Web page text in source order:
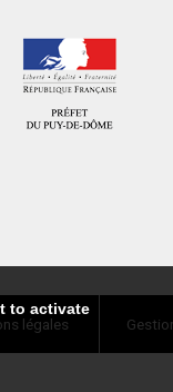
légales
to activate